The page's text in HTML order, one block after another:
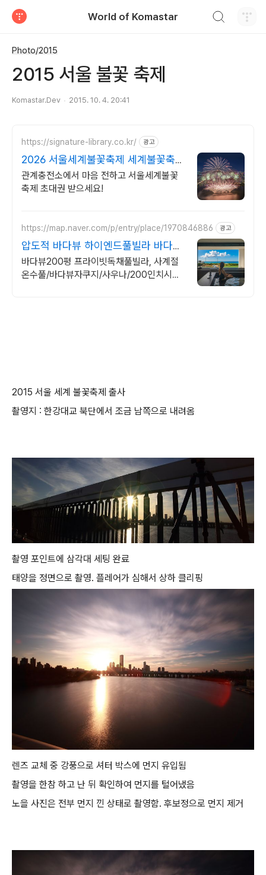
World of Komastar
Photo/2015
2015 서울 불꽃 축제
Komastar.Dev 2015. 10. 4. 20:41
https://signature-library.co.kr/ 광고
2026 서울세계불꽃축제 세계불꽃축제
관람권 이벤트
관계충전소에서 마음 전하고 서울세계불꽃
축제 초대권 받으세요!
https://map.naver.com/p/entry/place/1970846886 광고
압도적 바다뷰 하이엔드풀빌라 바다뷰
자쿠지 상시 무료
바다뷰200평 프라이빗독채풀빌라, 사계절
온수풀/바다뷰자쿠지/사우나/200인치시네
2015 서울 세계 불꽃축제 출사
촬영지 : 한강대교 북단에서 조금 남쪽으로 내려옴
촬영 포인트에 삼각대 세팅 완료
태양을 정면으로 촬영. 플레어가 심해서 상하 클리핑
렌즈 교체 중 강풍으로 셔터 박스에 먼지 유입됨
촬영을 한참 하고 난 뒤 확인하여 먼지를 털어냈음
노을 사진은 전부 먼지 낀 상태로 촬영함. 후보정으로 먼지 제거